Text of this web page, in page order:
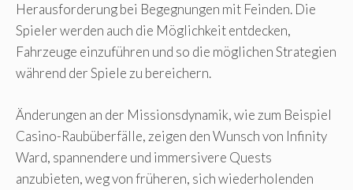
Herausforderung bei Begegnungen mit Feinden. Die
Spieler werden auch die Möglichkeit entdecken,
Fahrzeuge einzuführen und so die möglichen Strategien
während der Spiele zu bereichern.
Änderungen an der Missionsdynamik, wie zum Beispiel
Casino-Raubüberfälle, zeigen den Wunsch von Infinity
Ward, spannendere und immersivere Quests
anzubieten, weg von früheren, sich wiederholenden